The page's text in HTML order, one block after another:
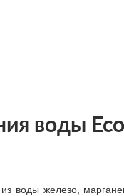
воды
воды железо,